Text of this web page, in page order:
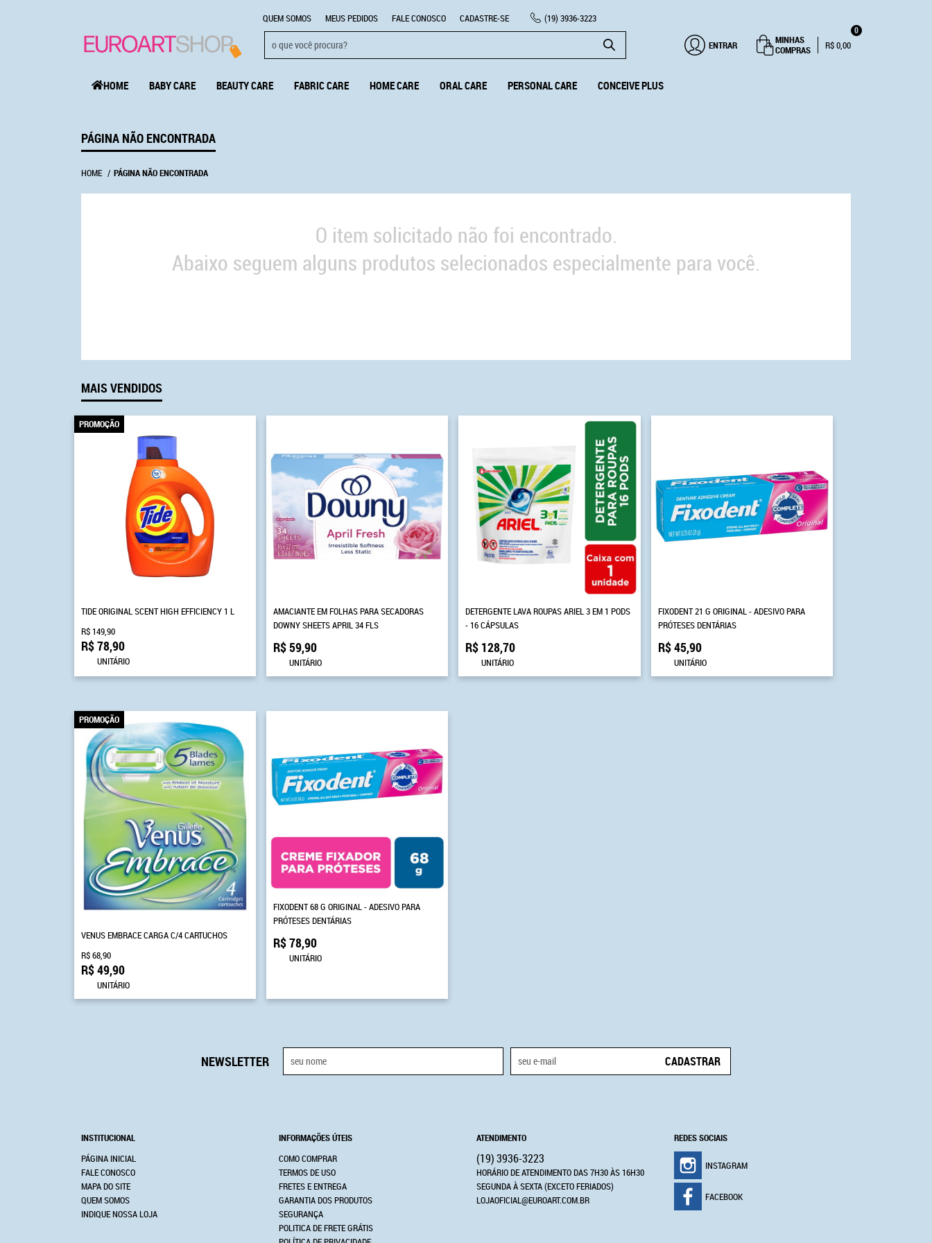
QUEM SOMOS MEUS PEDIDOS FALE CONOSCO CADASTRE-SE (19) 3936-3223
ENTRAR
MINHAS
COMPRAS
0
R$ 0,00
HOME BABY CARE BEAUTY CARE FABRIC CARE HOME CARE ORAL CARE PERSONAL CARE CONCEIVE PLUS
PÁGINA NÃO ENCONTRADA
HOME PÁGINA NÃO ENCONTRADA
O item solicitado não foi encontrado.
Abaixo seguem alguns produtos selecionados especialmente para você.
MAIS VENDIDOS
PROMOÇÃO
TIDE ORIGINAL SCENT HIGH EFFICIENCY 1 L
R$ 149,90
R$ 78,90
UNITÁRIO
AMACIANTE EM FOLHAS PARA SECADORAS
DOWNY SHEETS APRIL 34 FLS
R$ 59,90
UNITÁRIO
DETERGENTE LAVA ROUPAS ARIEL 3 EM 1 PODS
- 16 CÁPSULAS
R$ 128,70
UNITÁRIO
FIXODENT 21 G ORIGINAL - ADESIVO PARA
PRÓTESES DENTÁRIAS
R$ 45,90
UNITÁRIO
PROMOÇÃO
VENUS EMBRACE CARGA C/4 CARTUCHOS
R$ 68,90
R$ 49,90
UNITÁRIO
FIXODENT 68 G ORIGINAL - ADESIVO PARA
PRÓTESES DENTÁRIAS
R$ 78,90
UNITÁRIO
NEWSLETTER CADASTRAR
INSTITUCIONAL
PÁGINA INICIAL
FALE CONOSCO
MAPA DO SITE
QUEM SOMOS
INDIQUE NOSSA LOJA
INFORMAÇÕES ÚTEIS
COMO COMPRAR
TERMOS DE USO
FRETES E ENTREGA
GARANTIA DOS PRODUTOS
SEGURANÇA
POLITICA DE FRETE GRÁTIS
ATENDIMENTO
(19)3936-3223
HORÁRIO DE ATENDIMENTO DAS 7H30 ÀS 16H30
SEGUNDA À SEXTA (EXCETO FERIADOS)
LOJAOFICIAL@EUROART.COM.BR
REDES SOCIAIS
INSTAGRAM
FACEBOOK